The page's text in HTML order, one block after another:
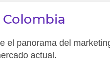
el panorama del
actual.